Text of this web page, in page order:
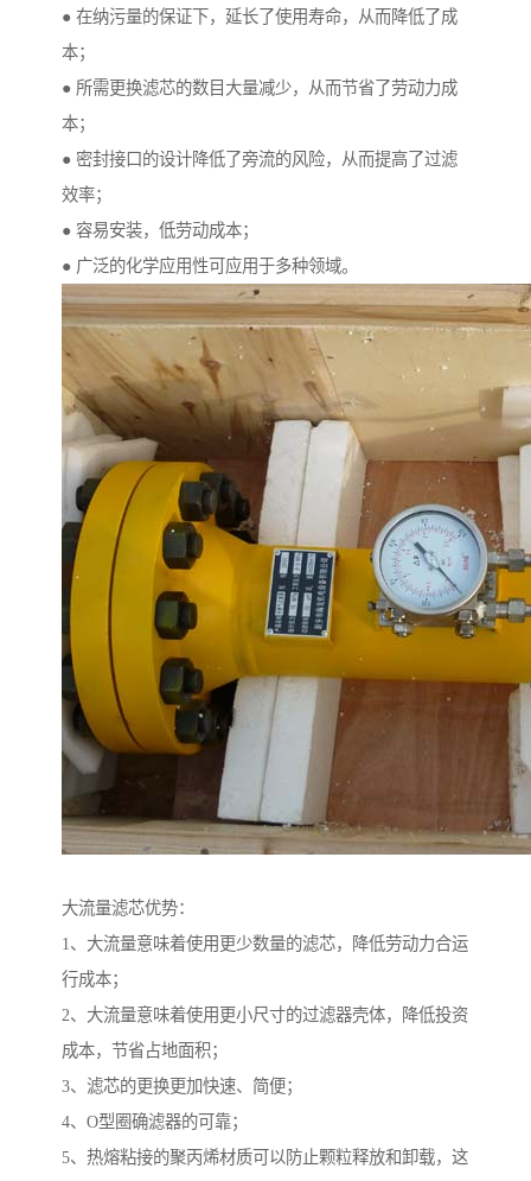
● 在纳污量的保证下，延长了使用寿命，从而降低了成
本；
● 所需更换滤芯的数目大量减少，从而节省了劳动力成
本；
● 密封接口的设计降低了旁流的风险，从而提高了过滤
效率；
● 容易安装，低劳动成本；
● 广泛的化学应用性可应用于多种领域。
大流量滤芯优势：
1、大流量意味着使用更少数量的滤芯，降低劳动力合运
行成本；
2、大流量意味着使用更小尺寸的过滤器壳体，降低投资
成本，节省占地面积；
3、滤芯的更换更加快速、简便；
4、O型圈确滤器的可靠；
5、热熔粘接的聚丙烯材质可以防止颗粒释放和卸载，这